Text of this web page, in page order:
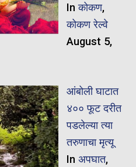
Inकोकण,
कोकण रेल्वे
August 5,
आंबोली घाटात
४०० फूट दरीत
पडलेल्या त्या
तरुणाचा मृत्यू
In अपघात,